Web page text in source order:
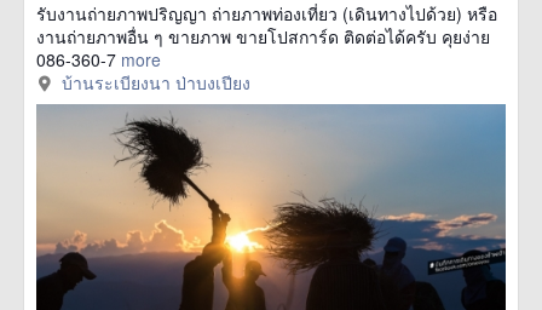
รับงานถ่ายภาพปริญญา ถ่ายภาพท่องเที่ยว (เดินทางไปด้วย) หรือ
งานถ่ายภาพอื่น ๆ ขายภาพ ขายโปสการ์ด ติดต่อได้ครับ คุยง่าย
086-360-7 more
บ้านระเบียงนา ป่าบงเปียง